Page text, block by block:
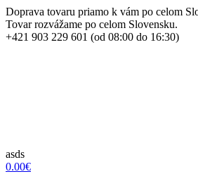
Doprava tovaru priamo k vám po celom
Tovar rozvážame po celom Slovensku.
+421 903 229 601 (od 08:00 do 16:30)
asds
0.00€